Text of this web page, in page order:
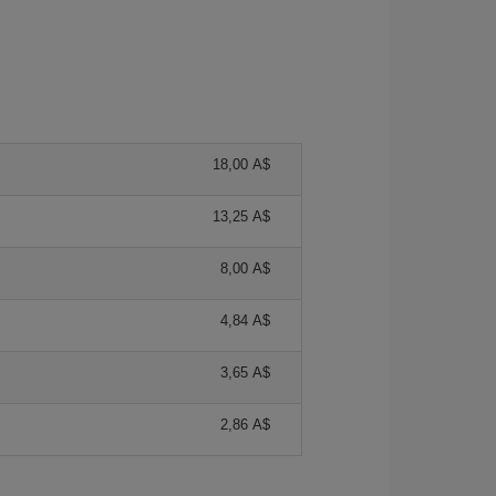
18,00 A$
13,25 A$
8,00 A$
4,84 A$
3,65 A$
2,86 A$